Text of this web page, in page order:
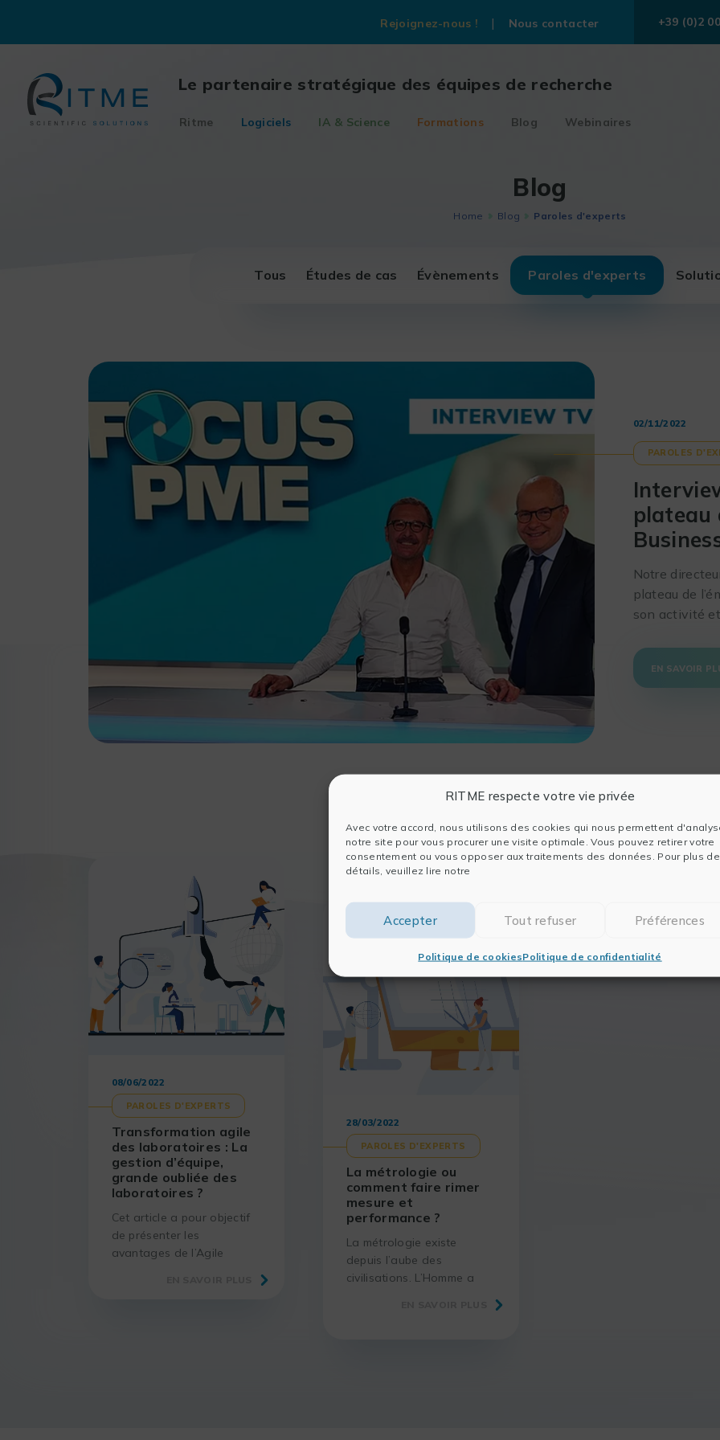
RITME respecte votre vie privée
Avec votre accord, nous utilisons des cookies qui nous permettent
notre site pour vous procurer une visite optimale. Vous pouvez retirer votre
consentement ou vous opposer aux traitements des données. Pour plus de
détails, veuillez lire notre
Accepter Tout refuser Préférences
Politique de cookiesPolitique de confidentialité
content
Rejoignez-nous ! Nous contacter +39 (0)2
Le partenaire stratégique des équipes de recherche
Ritme Logiciels IA & Science Formations Blog Webinaires
Blog
Home Blog Paroles d'experts
Tous Études de cas Évènements Paroles d'experts
02/11/2022
PAROLES
plateau
Notre
plateau de
son activité
EN SAVOIR
08/06/2022
PAROLES D'EXPERTS
Transformation agile
des laboratoires : La
gestion d’équipe,
grande oubliée des
laboratoires ?
Cet article a pour objectif
de présenter les
avantages de l’Agile
28/03/2022
PAROLES D'EXPERTS
La métrologie ou
comment faire rimer
mesure et
performance ?
La métrologie existe
depuis l’aube des
civilisations. L’Homme a